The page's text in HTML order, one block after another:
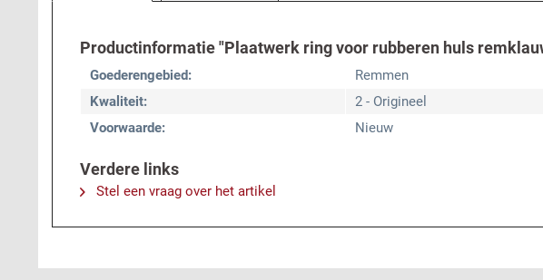
Productinformatie "Plaatwerk ring voor rubberen huls
Goederengebied:
Remmen
Kwaliteit:
2 - Origineel
Voorwaarde:
Nieuw
Verdere links
Stel een vraag over het artikel